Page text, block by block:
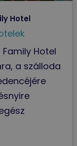
Hotel
Family Hotel
a szálloda